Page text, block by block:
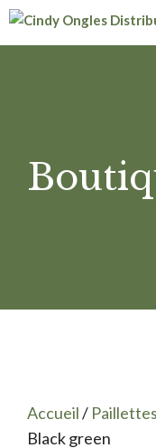
Aller
Accueil/ Paillettes
Black green